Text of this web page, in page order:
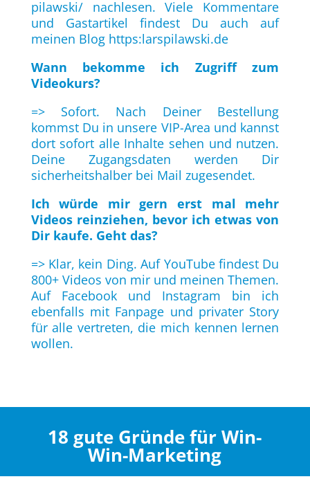
pilawski/nachlesen. Viele Kommentare
und Gastartikel findest Du auch auf
meinen Blog https:larspilawski.de
Wann bekomme ich Zugriff zum
Videokurs?
=> Sofort. Nach Deiner Bestellung
kommst Du in unsere VIP-Area und kannst
dort sofort alle Inhalte sehen und nutzen.
Deine Zugangsdaten werden Dir
sicherheitshalber bei Mail zugesendet.
Ich würde mir gern erst mal mehr
Videos reinziehen, bevor ich etwas von
Dir kaufe. Geht das?
=> Klar, kein Ding. Auf YouTube findest Du
800+ Videos von mir und meinen Themen.
Auf Facebook und Instagram bin ich
ebenfalls mit Fanpage und privater Story
für alle vertreten, die mich kennen lernen
wollen.
18 gute Gründe für Win-
Win-Marketing